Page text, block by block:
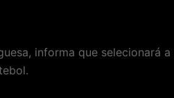
informa que selecionará